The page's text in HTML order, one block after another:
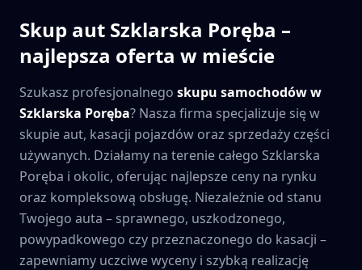
Skup aut Szklarska Poręba –
najlepsza oferta w mieście
Szukasz profesjonalnego skupu samochodów w
Szklarska Poręba? Nasza firma specjalizuje się w
skupie aut, kasacji pojazdów oraz sprzedaży części
używanych. Działamy na terenie całego Szklarska
Poręba i okolic, oferując najlepsze ceny na rynku
oraz kompleksową obsługę. Niezależnie od stanu
Twojego auta – sprawnego, uszkodzonego,
powypadkowego czy przeznaczonego do kasacji –
zapewniamy uczciwe wyceny i szybką realizację